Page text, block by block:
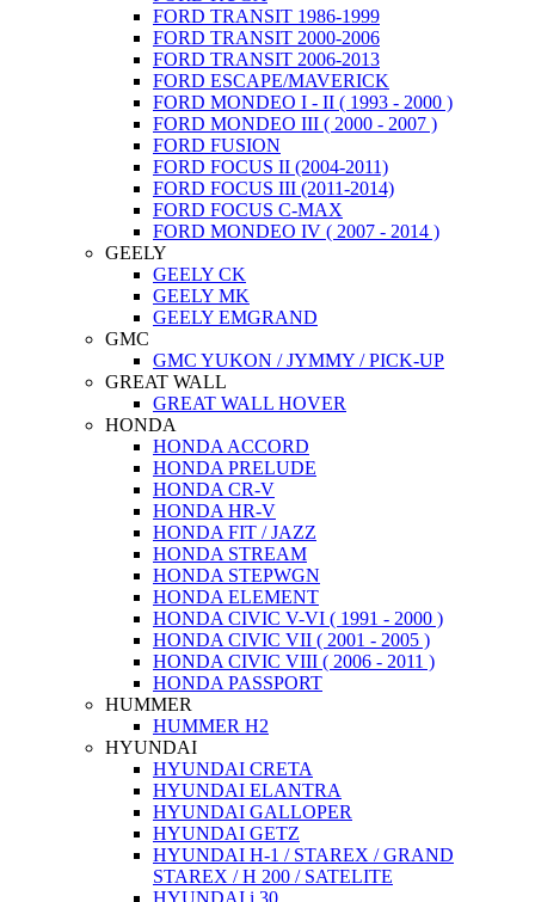
FORD TRANSIT 1986-1999
FORD TRANSIT 2000-2006
FORD TRANSIT 2006-2013
FORD ESCAPE/MAVERICK
FORD MONDEO I - II ( 1993 - 2000 )
FORD MONDEO III ( 2000 - 2007 )
FORD FUSION
FORD FOCUS II (2004-2011)
FORD FOCUS III (2011-2014)
FORD FOCUS C-MAX
FORD MONDEO IV ( 2007 - 2014 )
GEELY
GEELY CK
GEELY MK
GEELY EMGRAND
GMC
GMC YUKON / JYMMY / PICK-UP
GREAT WALL
GREAT WALL HOVER
HONDA
HONDA ACCORD
HONDA PRELUDE
HONDA CR-V
HONDA HR-V
HONDA FIT / JAZZ
HONDA STREAM
HONDA STEPWGN
HONDA ELEMENT
HONDA CIVIC V-VI ( 1991 - 2000 )
HONDA CIVIC VII ( 2001 - 2005 )
HONDA CIVIC VIII ( 2006 - 2011 )
HONDA PASSPORT
HUMMER
HUMMER H2
HYUNDAI
HYUNDAI CRETA
HYUNDAI ELANTRA
HYUNDAI GALLOPER
HYUNDAI GETZ
HYUNDAI H-1 / STAREX / GRAND
STAREX / H 200 / SATELITE
HYUNDAI i 30